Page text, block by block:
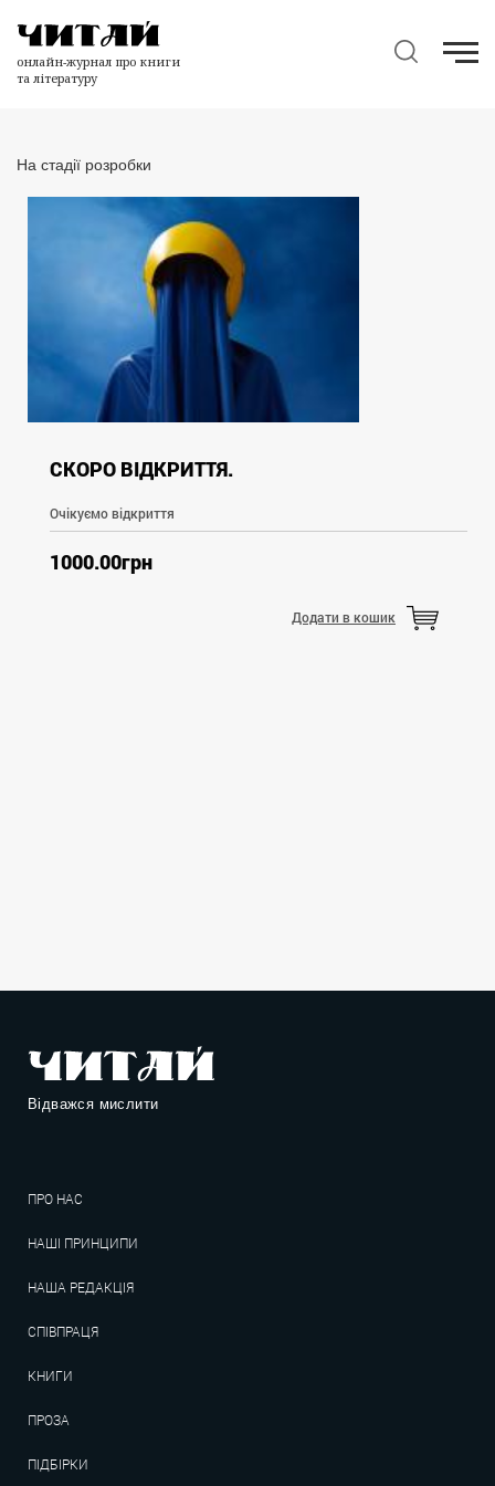
онлайн-журнал про книги
та літературу
На стадії розробки
СКОРО ВІДКРИТТЯ.
Очікуємо відкриття
1000.00грн
Додати в кошик
Відважся мислити
ПРО НАС
НАШІ ПРИНЦИПИ
НАША РЕДАКЦІЯ
СПІВПРАЦЯ
КНИГИ
ПРОЗА
ПІДБІРКИ